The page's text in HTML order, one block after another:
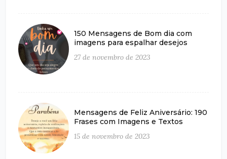
150 Mensagens de Bom dia com
imagens para espalhar desejos
27 de novembro de 2023
Mensagens de Feliz Aniversário: 190
Frases com Imagens e Textos
15 de novembro de 2023